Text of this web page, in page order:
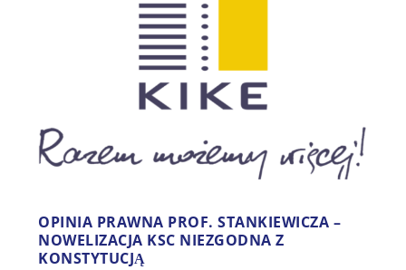
OPINIA PRAWNA PROF. STANKIEWICZA –
NOWELIZACJA KSC NIEZGODNA Z
KONSTYTUCJĄ